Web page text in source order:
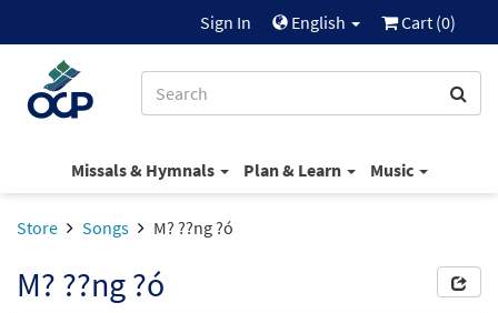
Sign In English Cart (0)
Missals & Hymnals Plan & Learn Music
Store Songs M? ??ng ?ó
M? ??ng ?ó